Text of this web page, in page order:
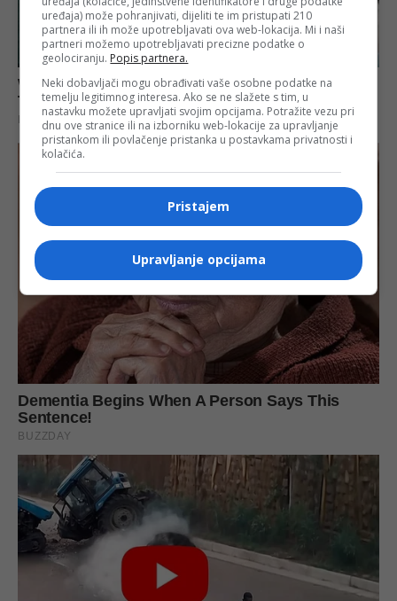
uređaja) može pohranjivati, dijeliti te im pristupati 210
partnera ili ih može upotrebljavati ova web-lokacija. Mi i naši
partneri možemo upotrebljavati precizne podatke o
geolociranju. Popis partnera.
Neki dobavljači mogu obrađivati vaše osobne podatke na
temelju legitimnog interesa. Ako se ne slažete s tim, u
nastavku možete upravljati svojim opcijama. Potražite vezu pri
dnu ove stranice ili na izborniku web-lokacije za upravljanje
pristankom ili povlačenje pristanka u postavkama privatnosti i
kolačića.
Pristajem
Upravljanje opcijama